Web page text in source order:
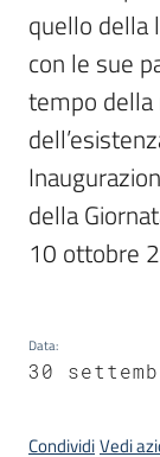
Siti
d'interesse
Seguici
su
quello della
con le sue
tempo della
della
10 ottobre
Data:
30
CondividiVedi